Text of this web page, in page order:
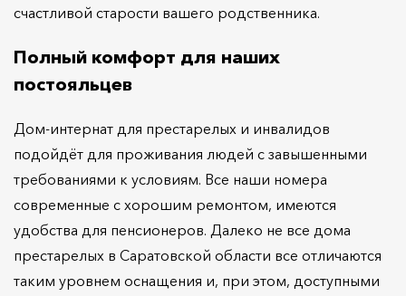
счастливой старости вашего родственника.
Полный комфорт для наших
постояльцев
Дом-интернат для престарелых и инвалидов
подойдёт для проживания людей с завышенными
требованиями к условиям. Все наши номера
современные с хорошим ремонтом, имеются
удобства для пенсионеров. Далеко не все дома
престарелых в Саратовской области все отличаются
таким уровнем оснащения и, при этом, доступными